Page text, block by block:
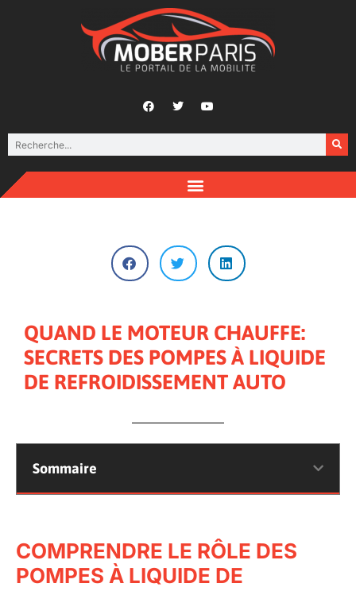
QUAND LE MOTEUR CHAUFFE:
SECRETS DES POMPES À LIQUIDE
DE REFROIDISSEMENT AUTO
Sommaire
COMPRENDRE LE RÔLE DES
POMPES À LIQUIDE DE